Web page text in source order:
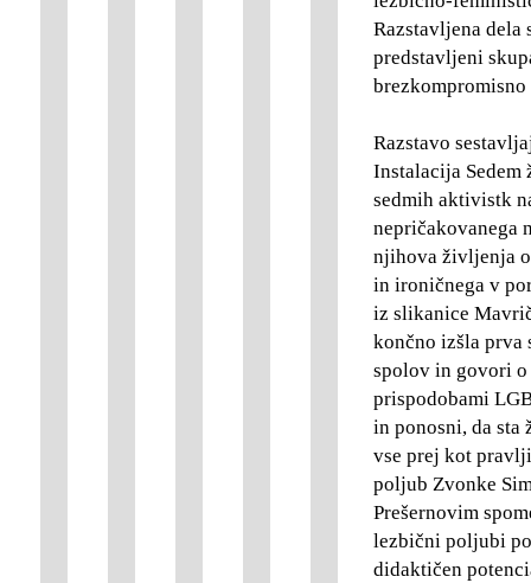
Razstavljena
predstavljeni
Razstavo
Instalacija Sedem
sedmih aktivistk
nepričakovanega
njihova življenja
in ironičnega v
iz slikanice
končno izšla prva
spolov in govori o
prispodobami
in ponosni, da
vse prej kot
poljub Zvonke
Prešernovim
lezbični poljubi
didaktičen